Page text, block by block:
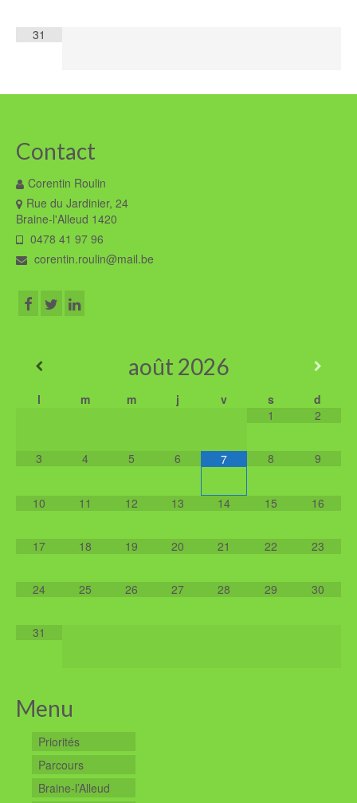
31
Contact
Corentin Roulin
Rue du Jardinier, 24
Braine-l'Alleud 1420
0478 41 97 96
corentin.roulin@mail.be
août 2026
l m m j v s
d
1
2
3 4 5 6 7 8 9
10 11 12 13 14 15 16
17 18 19 20 21 22 23
24 25 26 27 28 29 30
31
Menu
Priorités
Parcours
Braine-l’Alleud